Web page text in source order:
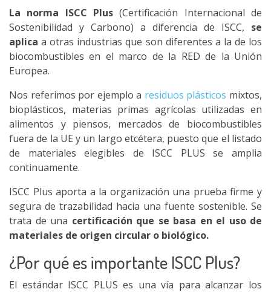
La norma ISCC Plus (Certificación Internacional de
Sostenibilidad y Carbono) a diferencia de ISCC, se
aplica a otras industrias que son diferentes a la de los
biocombustibles en el marco de la RED de la Unión
Europea.
Nos referimos por ejemplo a residuos plásticos mixtos,
bioplásticos, materias primas agrícolas utilizadas en
alimentos y piensos, mercados de biocombustibles
fuera de la UE y un largo etcétera, puesto que el listado
de materiales elegibles de ISCC PLUS
se amplia
continuamente.
ISCC Plus aporta a la organización una prueba firme y
segura de trazabilidad hacia una fuente sostenible. Se
trata de una certificación que se basa en el uso de
materiales de origen circular o biológico.
¿Por qué es importante ISCC Plus?
El estándar ISCC PLUS es una vía para alcanzar los